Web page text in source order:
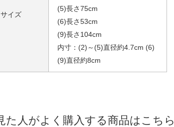
サイズ
(5)長さ75cm
(6)長さ53cm
(9)長さ104cm
内寸：(2)～(5)直径約4.7cm (6)
(9)直径約8cm
た人がよく購入する商品はこちら